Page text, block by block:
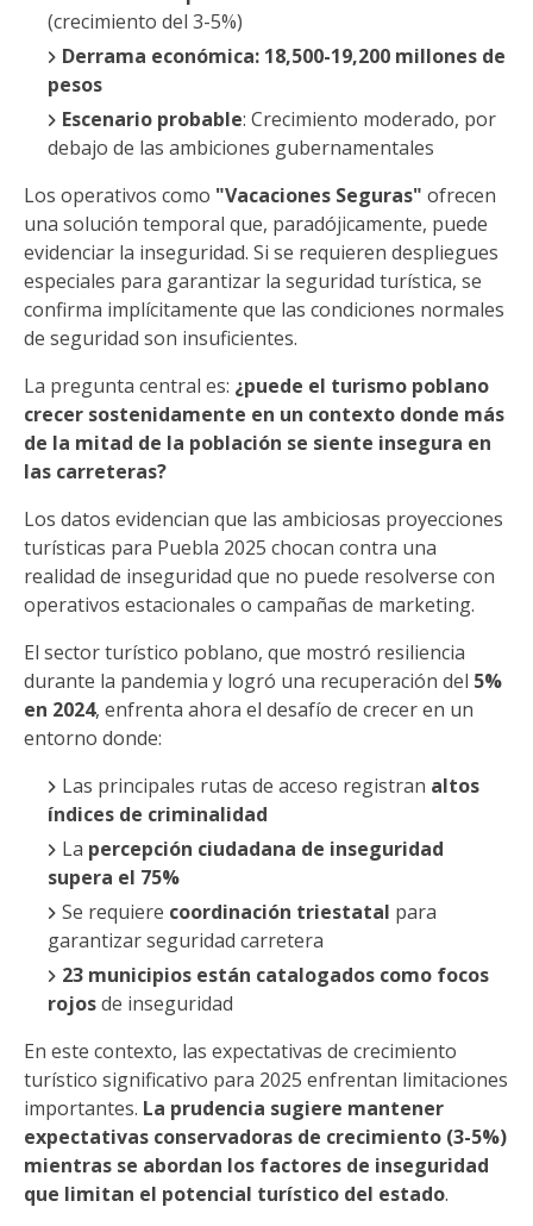
(crecimiento del 3-5%)
Derrama económica: 18,500-19,200 millones de
pesos
Escenario probable: Crecimiento moderado, por
debajo de las ambiciones gubernamentales
Los operativos como "Vacaciones Seguras" ofrecen
una solución temporal que, paradójicamente, puede
evidenciar la inseguridad. Si se requieren despliegues
especiales para garantizar la seguridad turística, se
confirma implícitamente que las condiciones normales
de seguridad son insuficientes.
La pregunta central es: ¿puede el turismo poblano
crecer sostenidamente en un contexto donde más
de la mitad de la población se siente insegura en
las carreteras?
Los datos evidencian que las ambiciosas proyecciones
turísticas para Puebla 2025 chocan contra una
realidad de inseguridad que no puede resolverse con
operativos estacionales o campañas de marketing.
El sector turístico poblano, que mostró resiliencia
durante la pandemia y logró una recuperación del 5%
en 2024, enfrenta ahora el desafío de crecer en un
entorno donde:
Las principales rutas de acceso registran altos
índices de criminalidad
La percepción ciudadana de inseguridad
supera el 75%
Se requiere coordinación triestatal para
garantizar seguridad carretera
23 municipios están catalogados como focos
rojosde inseguridad
En este contexto, las expectativas de crecimiento
turístico significativo para 2025 enfrentan limitaciones
importantes. La prudencia sugiere mantener
expectativas conservadoras de crecimiento (3-5%)
mientras se abordan los factores de inseguridad
que limitan el potencial turístico del estado.